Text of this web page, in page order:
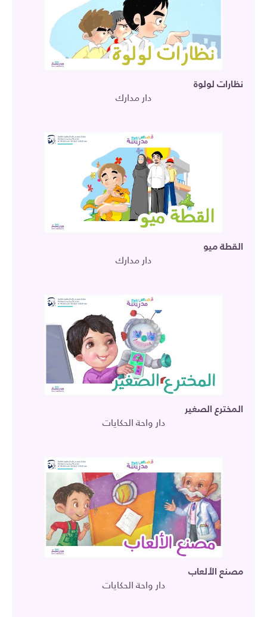
نظارات لولوة
دار مدارك
القطة ميو
دار مدارك
المخترع الصغير
دار واحة الحكايات
مصنع الألعاب
دار واحة الحكايات